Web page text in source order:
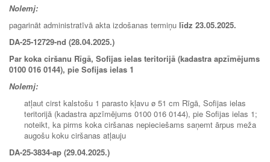
Nolemj:
pagarināt administratīvā akta izdošanas termiņu līdz 23.05.2025.
DA-25-12729-nd (28.04.2025.)
Par koka ciršanu Rīgā, Sofijas ielas teritorijā (kadastra apzīmējums
0100 016 0144), pie Sofijas ielas 1
Nolemj:
atļaut cirst kalstošu 1 parasto kļavu ø 51 cm Rīgā, Sofijas ielas
teritorijā (kadastra apzīmējums 0100 016 0144), pie Sofijas ielas 1;
noteikt, ka pirms koka ciršanas nepieciešams saņemt ārpus meža
augošu koku ciršanas atļauju
DA-25-3834-ap (29.04.2025.)